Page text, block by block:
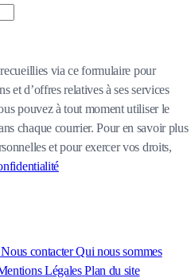
via ce formulaire pour
et d’offres relatives à ses services
pouvez à tout moment utiliser le
chaque courrier. Pour en savoir plus
et pour exercer vos droits,
Nous contacter Qui nous sommes
Légales Plan du site